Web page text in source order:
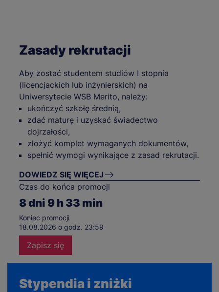
Zasady rekrutacji
Aby zostać studentem studiów I stopnia
(licencjackich lub inżynierskich) na
Uniwersytecie WSB Merito, należy:
ukończyć szkołę średnią,
zdać maturę i uzyskać świadectwo
dojrzałości,
złożyć komplet wymaganych dokumentów,
spełnić wymogi wynikające z zasad rekrutacji.
DOWIEDZ SIĘ WIĘCEJ
Czas do końca promocji
8dni 9h 33 min
Koniec promocji
18.08.2026 o godz. 23:59
Zapisz się
Stypendia i zniżki